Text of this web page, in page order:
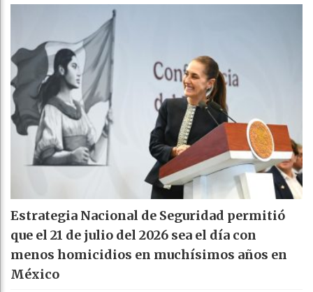
Estrategia Nacional de Seguridad permitió
que el 21 de julio del 2026 sea el día con
menos homicidios en muchísimos años en
México